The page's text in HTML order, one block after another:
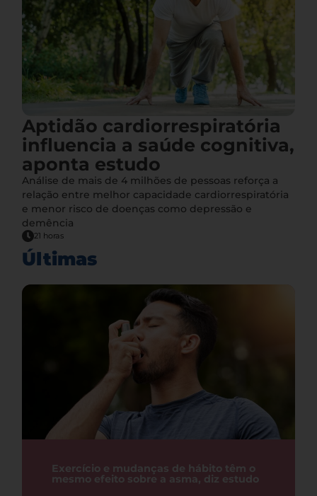
Aptidão cardiorrespiratória
influencia a saúde cognitiva,
aponta estudo
Análise de mais de 4 milhões de pessoas reforça a
relação entre melhor capacidade cardiorrespiratória
e menor risco de doenças como depressão e
demência
21 horas
Últimas
Exercício e mudanças de hábito têm o
mesmo efeito sobre a asma, diz estudo